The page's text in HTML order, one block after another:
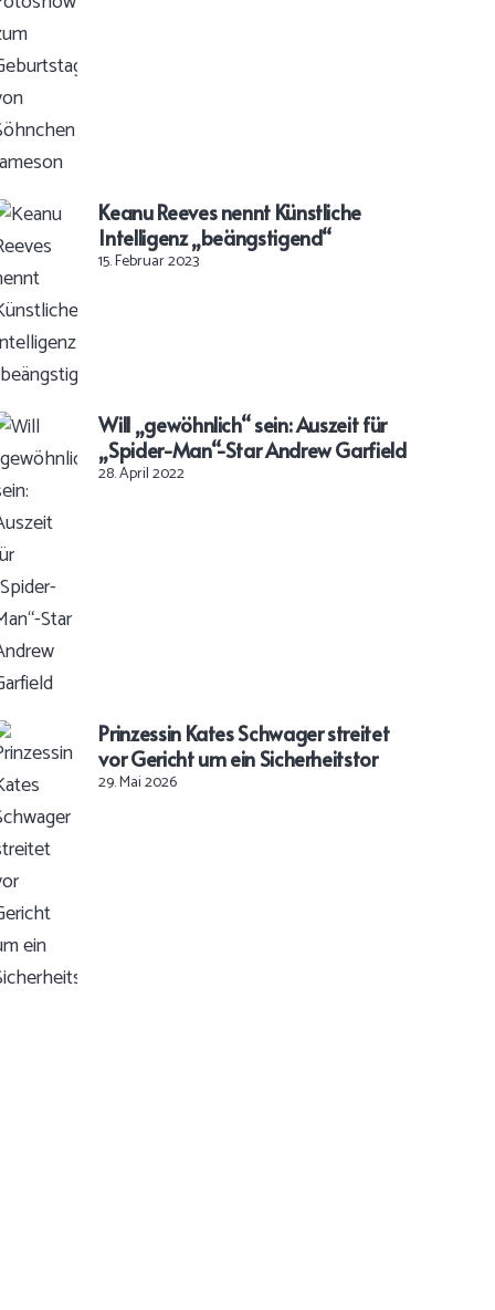
Keanu Reeves nennt Künstliche
Intelligenz „beängstigend“
15. Februar 2023
Will „gewöhnlich“ sein: Auszeit für
„Spider-Man“-Star Andrew Garfield
28. April 2022
Prinzessin Kates Schwager streitet
vor Gericht um ein Sicherheitstor
29. Mai 2026